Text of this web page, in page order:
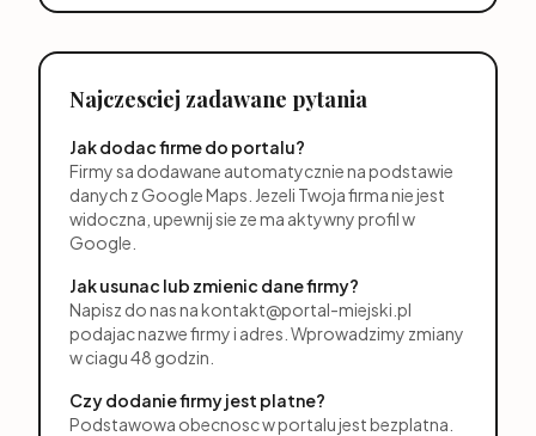
Najczesciej zadawane pytania
Jak dodac firme do portalu?
Firmy sa dodawane automatycznie na podstawie
danych z Google Maps. Jezeli Twoja firma nie jest
widoczna, upewnij sie ze ma aktywny profil w
Google.
Jak usunac lub zmienic dane firmy?
Napisz do nas nakontakt@portal-miejski.pl
podajac nazwe firmy i adres. Wprowadzimy zmiany
w ciagu 48 godzin.
Czy dodanie firmy jest platne?
Podstawowa obecnosc w portalu jest bezplatna.